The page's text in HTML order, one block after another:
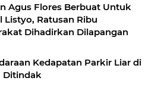
Agus Flores Berbuat Untuk
Listyo, Ratusan Ribu
Dihadirkan Dilapangan
Kedapatan Parkir Liar di
Ditindak